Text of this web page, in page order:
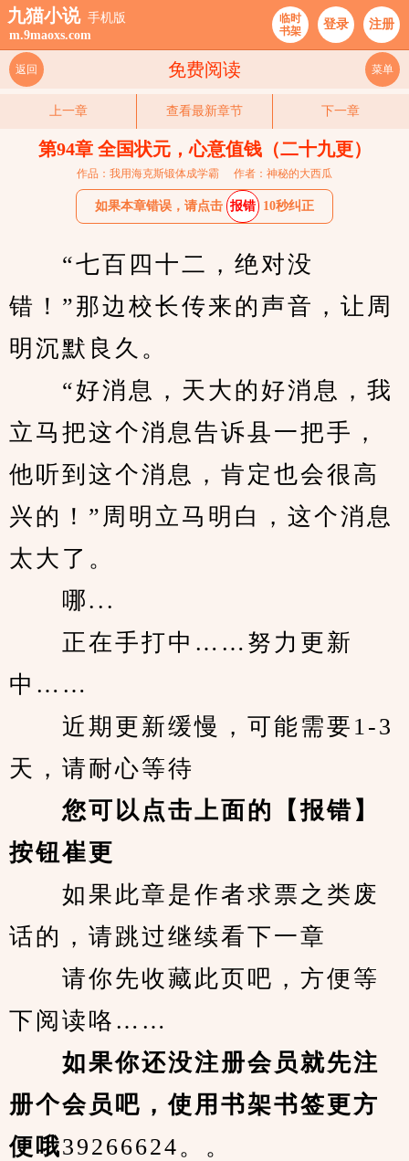
九猫小说 手机版
m.9maoxs.com
临时
书架
登录 注册
免费阅读
返回 菜单
上一章 查看最新章节 下一章
第94章 全国状元，心意值钱（二十九更）
作品：我用海克斯锻体成学霸 作者：神秘的大西瓜
如果本章错误，请点击 报错 10秒纠正
“七百四十二，绝对没
错！”那边校长传来的声音，让周
明沉默良久。
“好消息，天大的好消息，我
立马把这个消息告诉县一把手，
他听到这个消息，肯定也会很高
兴的！”周明立马明白，这个消息
太大了。
哪...
正在手打中……努力更新
中……
近期更新缓慢，可能需要1-3
天，请耐心等待
您可以点击上面的【报错】
按钮崔更
如果此章是作者求票之类废
话的，请跳过继续看下一章
请你先收藏此页吧，方便等
下阅读咯……
如果你还没注册会员就先注
册个会员吧，使用书架书签更方
便哦39266624。。